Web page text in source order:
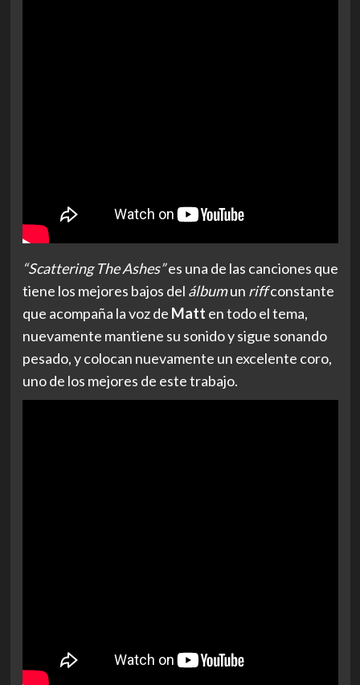
“Scattering The Ashes”es una de las canciones que
tiene los mejores bajos del álbumun riffconstante
que acompaña la voz de Matt en todo el tema,
nuevamente mantiene su sonido y sigue sonando
pesado, y colocan nuevamente un excelente coro,
uno de los mejores de este trabajo.